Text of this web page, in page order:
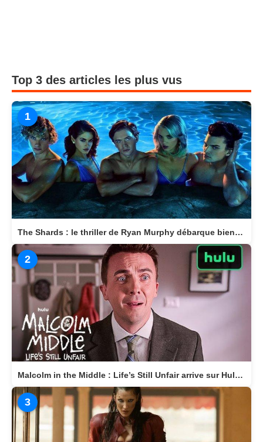
Top 3 des articles les plus vus
1
The Shards : le thriller de Ryan Murphy débarque bientôt sur Disney+
2
Malcolm in the Middle : Life’s Still Unfair arrive sur Hulu le 10 avril 2026
3